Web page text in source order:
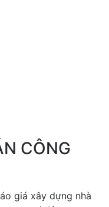
CÔNG
giá xây dựng nhà